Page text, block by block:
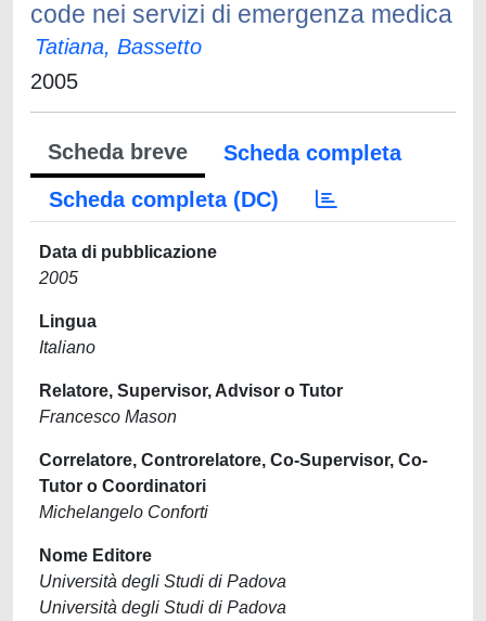
code nei servizi di emergenza medica
Tatiana, Bassetto
2005
Scheda breve
Scheda completa
Scheda completa (DC)
Data di pubblicazione
2005
Lingua
Italiano
Relatore, Supervisor, Advisor o Tutor
Francesco Mason
Correlatore, Controrelatore, Co-Supervisor, Co-
Tutor o Coordinatori
Michelangelo Conforti
Nome Editore
Università degli Studi di Padova
Università degli Studi di Padova